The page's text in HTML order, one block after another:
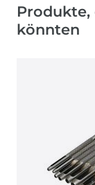
könnten